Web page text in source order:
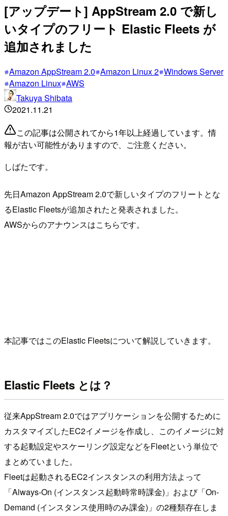
[アップデート] AppStream 2.0 で新し
いタイプのフリート Elastic Fleets が
追加されました
Amazon AppStream 2.0 Amazon Linux 2 Windows Server
Amazon Linux AWS
Takuya Shibata
2021.11.21
この記事は公開されてから1年以上経過しています。情
報が古い可能性がありますので、ご注意ください。
しばたです。
先日Amazon AppStream 2.0で新しいタイプのフリートとな
るElastic Fleetsが追加されたと発表されました。
AWSからのアナウンスはこちらです。
本記事ではこのElastic Fleetsについて解説していきます。
Elastic Fleets とは？
従来AppStream 2.0ではアプリケーションを公開するために
カスタマイズしたEC2イメージを作成し、このイメージに対
する起動設定やスケーリング設定などをFleetという単位で
まとめていました。
Fleetは起動されるEC2インスタンスの利用方法よって
「Always-On (インスタンス起動時常時課金)」および「On-
Demand (インスタンス使用時のみ課金)」の2種類存在しま